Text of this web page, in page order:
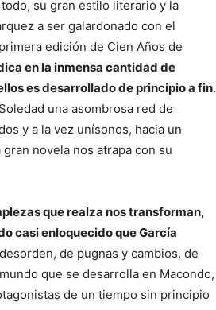
su gran estilo literario y la
a ser galardonado con el
edición de Cien Años de
en la inmensa cantidad de
es desarrollado de principio a fin.
una asombrosa red de
y a la vez unísonos, hacia un
novela nos atrapa con su
que realza nos transforman,
casi enloquecido que García
de pugnas y cambios, de
que se desarrolla en Macondo,
de un tiempo sin principio